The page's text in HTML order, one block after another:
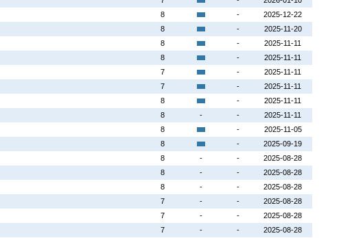
8 -
2025-12-22
8 -
2025-11-20
8 -
2025-11-11
8 -
2025-11-11
7 -
2025-11-11
7 -
2025-11-11
8 -
2025-11-11
8 - -
2025-11-11
8 -
2025-11-05
8 -
2025-09-19
8 - -
2025-08-28
8 - -
2025-08-28
8 - -
2025-08-28
7 - -
2025-08-28
7 - -
2025-08-28
7 - -
2025-08-28